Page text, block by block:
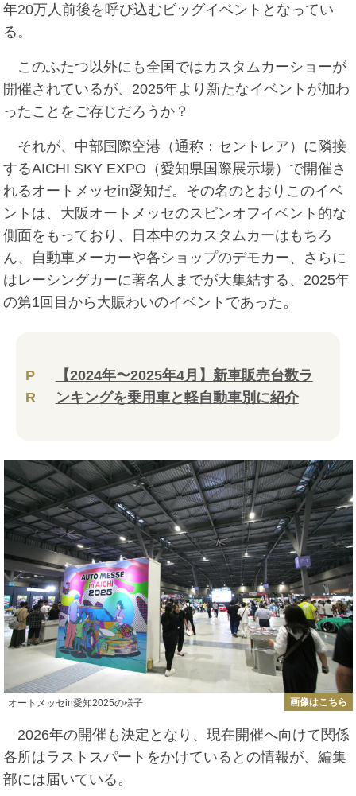
年20万人前後を呼び込むビッグイベントとなってい
る。
このふたつ以外にも全国ではカスタムカーショーが
開催されているが、2025年より新たなイベントが加わ
ったことをご存じだろうか？
それが、中部国際空港（通称：セントレア）に隣接
するAICHI SKY EXPO（愛知県国際展示場）で開催さ
れるオートメッセin愛知だ。その名のとおりこのイベ
ントは、大阪オートメッセのスピンオフイベント的な
側面をもっており、日本中のカスタムカーはもちろ
ん、自動車メーカーや各ショップのデモカー、さらに
はレーシングカーに著名人までが大集結する、2025年
の第1回目から大賑わいのイベントであった。
P
R
【2024年〜2025年4月】新車販売台数ラ
ンキングを乗用車と軽自動車別に紹介
オートメッセin愛知2025の様子 画像はこちら
2026年の開催も決定となり、現在開催へ向けて関係
各所はラストスパートをかけているとの情報が、編集
部には届いている。